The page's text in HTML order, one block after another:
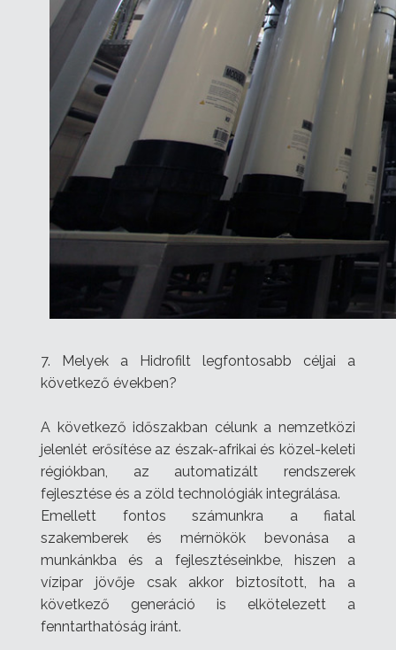
7. Melyek a Hidrofilt legfontosabb céljai a
következő években?
A következő időszakban célunk a nemzetközi
jelenlét erősítése az észak-afrikai és közel-keleti
régiókban, az automatizált rendszerek
fejlesztése és a zöld technológiák integrálása.
Emellett fontos számunkra a fiatal
szakemberek és mérnökök bevonása a
munkánkba és a fejlesztéseinkbe, hiszen a
vízipar jövője csak akkor biztosított, ha a
következő generáció is elkötelezett a
fenntarthatóság iránt.